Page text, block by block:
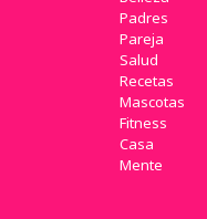
Padres
Pareja
Salud
Recetas
Mascotas
Fitness
Casa
Mente